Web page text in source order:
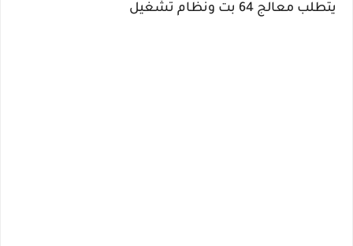
يتطلب معالج 64 بت ونظام تشغيل